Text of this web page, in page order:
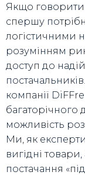
Якщо говорити
спершу
логістичними
розумінням
доступ до
постачальників.
компанії
багаторічного
можливість
Ми, як
вигідні
постачання